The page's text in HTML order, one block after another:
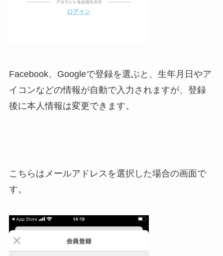
Facebook、Googleで登録を選ぶと、生年月日やア
イコンなどの情報が自動で入力されますが、登録
後に本人情報は変更できます。
こちらはメールアドレスを選択した場合の画面で
す。